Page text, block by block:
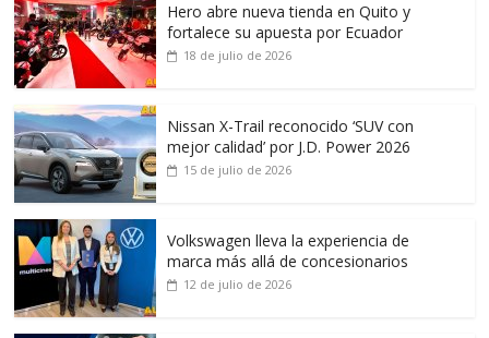
Hero abre nueva tienda en Quito y
fortalece su apuesta por Ecuador
18 de julio de 2026
Nissan X-Trail reconocido ‘SUV con
mejor calidad’ por J.D. Power 2026
15 de julio de 2026
Volkswagen lleva la experiencia de
marca más allá de concesionarios
12 de julio de 2026